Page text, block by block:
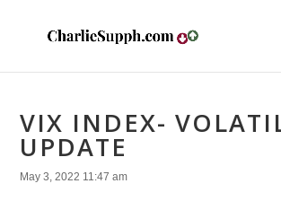
VIX INDEX-
UPDATE
May 3, 2022 11:47 am